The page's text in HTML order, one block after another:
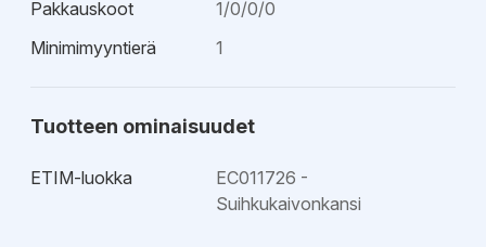
Pakkauskoot
1/0/0/0
Minimimyyntierä
1
Tuotteen ominaisuudet
ETIM-luokka
EC011726 -
Suihkukaivonkansi